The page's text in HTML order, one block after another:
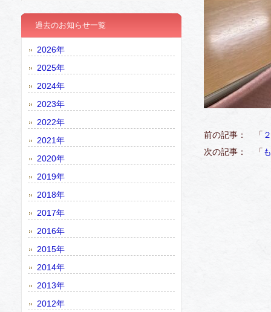
前の記事： 「
次の記事： 「
過去のお知らせ一覧
2026年
2025年
2024年
2023年
2022年
2021年
2020年
2019年
2018年
2017年
2016年
2015年
2014年
2013年
2012年